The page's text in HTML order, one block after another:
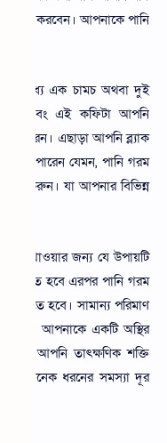
অনুসরন করবেন। আপনাকে পানি
মধ্যে এক চামচ অথবা দুই
হবে। এবং এই কফিটা আপনি
পারেন। এছাড়া আপনি ব্ল্যাক
পারেন যেমন, পানি গরম
যুক্ত করুন। যা আপনার বিভিন্ন
খাওয়ার জন্য যে উপায়টি
করতে হবে এরপর পানি গরম
দিতে হবে। সামান্য পরিমাণ
যা আপনাকে একটি অস্থির
আপনি তাৎক্ষণিক শক্তি
অনেক ধরনের সমস্যা দূর